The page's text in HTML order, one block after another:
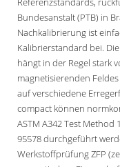
Bundesanstalt (PTB) in
Nachkalibrierung ist
Kalibrierstandard bei.
hängt in der Regel stark
magnetisierenden
auf verschiedene
compact können
ASTM A342 Test Method
95578 durchgeführt
Werkstoffprüfung ZFP